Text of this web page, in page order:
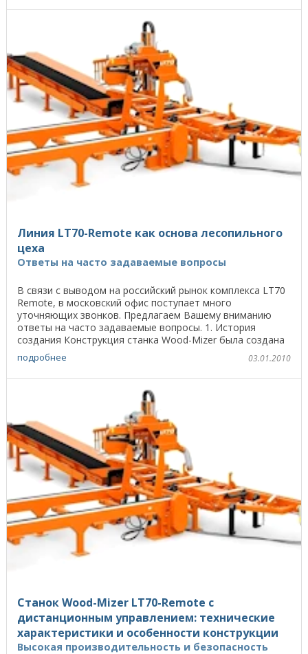
Линия LT70-Remote как основа лесопильного
цеха
Ответы на часто задаваемые вопросы
В связи с выводом на российский рынок комплекса LT70
Remote, в московский офис поступает много
уточняющих звонков. Предлагаем Вашему вниманию
ответы на часто задаваемые вопросы. 1. История
создания Конструкция станка Wood-Mizer была создана
в период ...
подробнее 03.01.2010
Станок Wood-Mizer LT70-Remote с
дистанционным управлением: технические
характеристики и особенности конструкции
Высокая производительность и безопасность